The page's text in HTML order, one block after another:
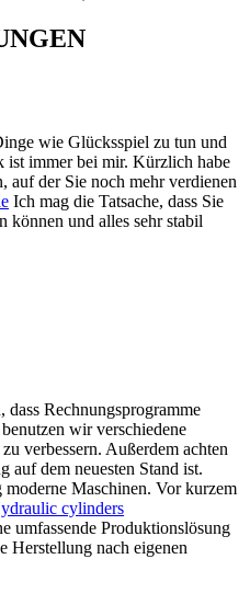
wie Glücksspiel zu tun und
ist immer bei mir. Kürzlich habe
auf der Sie noch mehr verdienen
Ich mag die Tatsache, dass Sie
können und alles sehr stabil
Rechnungsprogramme
wir verschiedene
verbessern. Außerdem achten
auf dem neuesten Stand ist.
Maschinen. Vor kurzem
cylinders
umfassende Produktionslösung
Herstellung nach eigenen